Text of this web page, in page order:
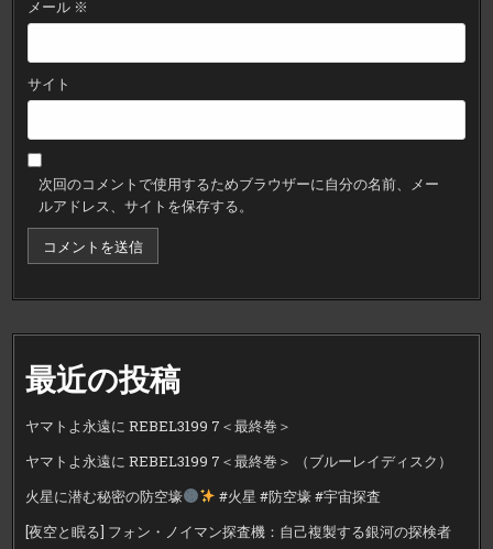
メール ※
サイト
次回のコメントで使用するためブラウザーに自分の名前、メー
ルアドレス、サイトを保存する。
最近の投稿
ヤマトよ永遠に REBEL3199 7＜最終巻＞
ヤマトよ永遠に REBEL3199 7＜最終巻＞ （ブルーレイディスク）
火星に潜む秘密の防空壕
#火星 #防空壕 #宇宙探査
[夜空と眠る] フォン・ノイマン探査機：自己複製する銀河の探検者